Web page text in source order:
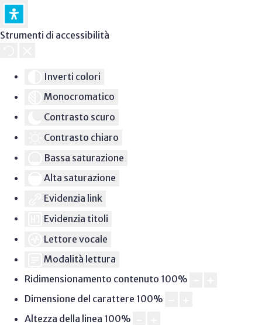
Strumenti di accessibilità
Inverti colori
Monocromatico
Contrasto scuro
Contrasto chiaro
Bassa saturazione
Alta saturazione
Evidenzia link
Evidenzia titoli
Lettore vocale
Modalità lettura
Ridimensionamento contenuto 100%
Dimensione del carattere 100%
Altezza della linea 100%